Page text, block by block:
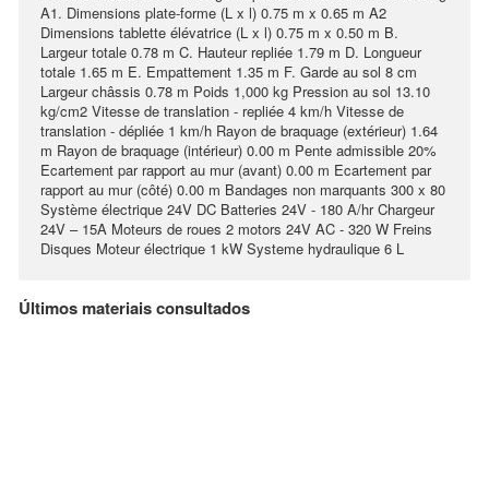
A1. Dimensions plate-forme (L x l) 0.75 m x 0.65 m A2
Dimensions tablette élévatrice (L x l) 0.75 m x 0.50 m B.
Largeur totale 0.78 m C. Hauteur repliée 1.79 m D. Longueur
totale 1.65 m E. Empattement 1.35 m F. Garde au sol 8 cm
Largeur châssis 0.78 m Poids 1,000 kg Pression au sol 13.10
kg/cm2 Vitesse de translation - repliée 4 km/h Vitesse de
translation - dépliée 1 km/h Rayon de braquage (extérieur) 1.64
m Rayon de braquage (intérieur) 0.00 m Pente admissible 20%
Ecartement par rapport au mur (avant) 0.00 m Ecartement par
rapport au mur (côté) 0.00 m Bandages non marquants 300 x 80
Système électrique 24V DC Batteries 24V - 180 A/hr Chargeur
24V – 15A Moteurs de roues 2 motors 24V AC - 320 W Freins
Disques Moteur électrique 1 kW Systeme hydraulique 6 L
Últimos materiais consultados